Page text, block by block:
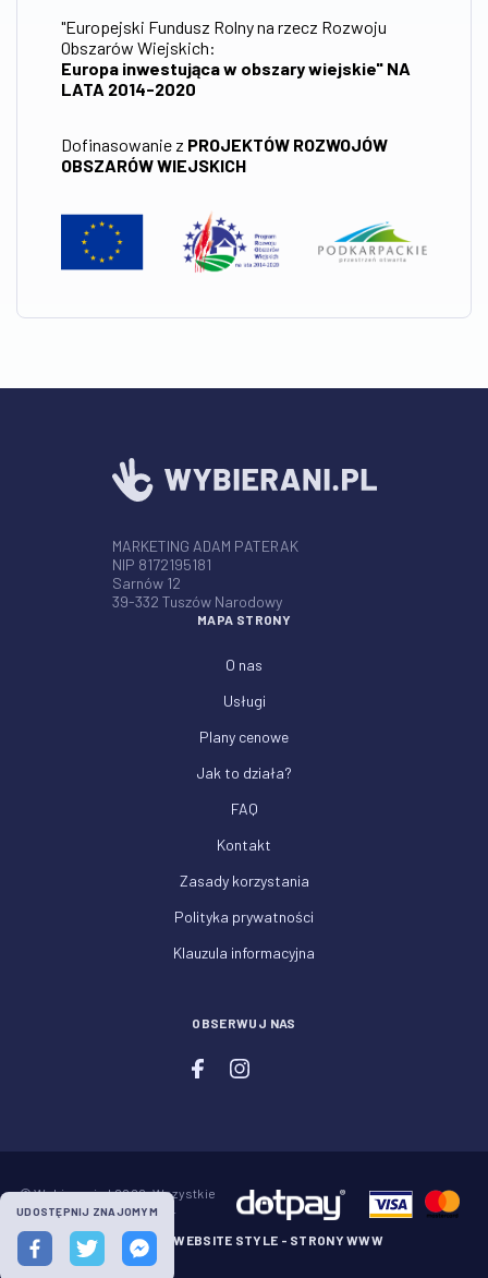
UDOSTĘPNIJ ZNAJOMYM
"Europejski Fundusz Rolny na rzecz Rozwoju
Obszarów Wiejskich:
Europa inwestująca w obszary wiejskie" NA
LATA 2014-2020
Dofinasowanie z PROJEKTÓW ROZWOJÓW
OBSZARÓW WIEJSKICH
MARKETING ADAM PATERAK
NIP 8172195181
Sarnów 12
39-332 Tuszów Narodowy
MAPA STRONY
O nas
Usługi
Plany cenowe
Jak to działa?
FAQ
Kontakt
Zasady korzystania
Polityka prywatności
Klauzula informacyjna
OBSERWUJ NAS
© Wybierani.pl 2020. Wszystkie
prawa zastrzeżone.
Realizacja: WEBSITE STYLE - STRONY WWW